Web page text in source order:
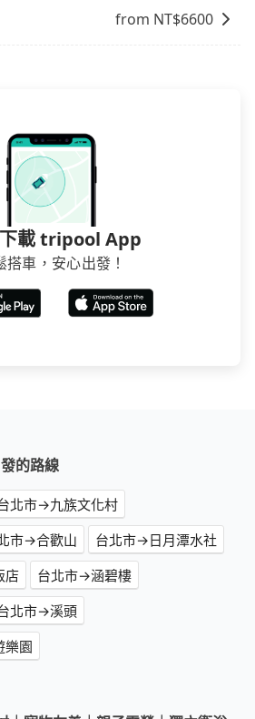
from NT$6600
載 tripool App
搭車，安心出發！
的路線
北市→九族文化村
市→合歡山
台北市→日月潭水社
店
台北市→涵碧樓
北市→溪頭
樂園